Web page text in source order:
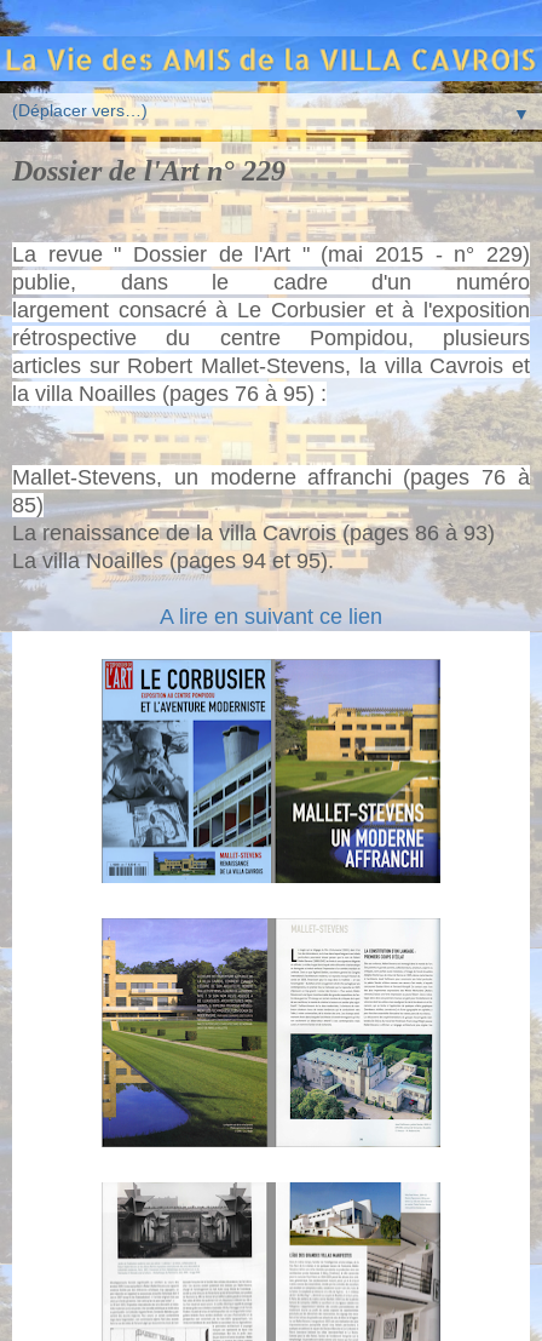
▼
Dossier de l'Art n° 229
La revue " Dossier de l'Art " (mai 2015 - n° 229)
publie, dans le cadre d'un numéro
largement consacré à Le Corbusier et à l'exposition
rétrospective du centre Pompidou, plusieurs
articles sur Robert Mallet-Stevens, la villa Cavrois et
la villa Noailles (pages 76 à 95) :
Mallet-Stevens, un moderne affranchi (pages 76 à
85)
La renaissance de la villa Cavrois (pages 86 à 93)
La villa Noailles (pages 94 et 95).
A lire en suivant ce lien